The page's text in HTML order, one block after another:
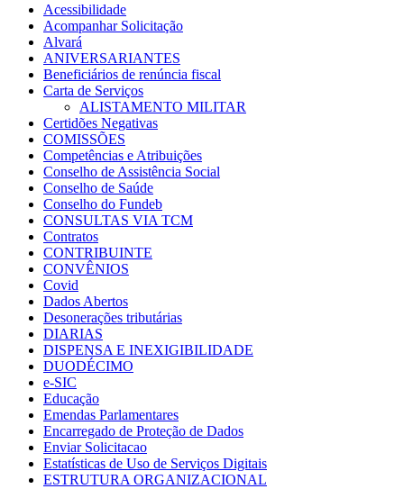
Acessibilidade
Acompanhar Solicitação
Alvará
ANIVERSARIANTES
Beneficiários de renúncia fiscal
Carta de Serviços
ALISTAMENTO MILITAR
Certidões Negativas
COMISSÕES
Competências e Atribuições
Conselho de Assistência Social
Conselho de Saúde
Conselho do Fundeb
CONSULTAS VIA TCM
Contratos
CONTRIBUINTE
CONVÊNIOS
Covid
Dados Abertos
Desonerações tributárias
DIARIAS
DISPENSA E INEXIGIBILIDADE
DUODÉCIMO
e-SIC
Educação
Emendas Parlamentares
Encarregado de Proteção de Dados
Enviar Solicitacao
Estatísticas de Uso de Serviços Digitais
ESTRUTURA ORGANIZACIONAL